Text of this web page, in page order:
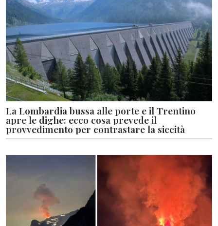
La Lombardia bussa alle porte e il Trentino
apre le dighe: ecco cosa prevede il
provvedimento per contrastare la siccità